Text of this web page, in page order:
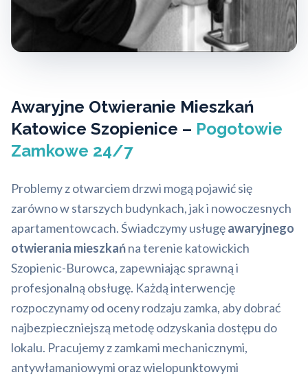
Awaryjne Otwieranie Mieszkań
Katowice Szopienice – Pogotowie
Zamkowe 24/7
Problemy z otwarciem drzwi mogą pojawić się
zarówno w starszych budynkach, jak i nowoczesnych
apartamentowcach. Świadczymy usługęawaryjnego
otwierania mieszkańna terenie katowickich
Szopienic-Burowca, zapewniając sprawną i
profesjonalną obsługę. Każdą interwencję
rozpoczynamy od oceny rodzaju zamka, aby dobrać
najbezpieczniejszą metodę odzyskania dostępu do
lokalu. Pracujemy z zamkami mechanicznymi,
antywłamaniowymi oraz wielopunktowymi